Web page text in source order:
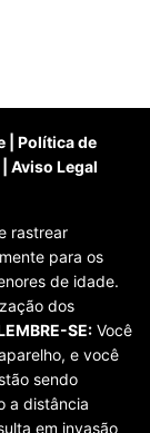
Política de
Aviso Legal
rastrear
para os
de idade.
dos
SE: Você
e você
sendo
a distância
em invasão